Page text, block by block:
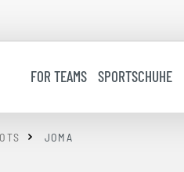
FOR TEAMS SPORTSCHUHE
JOMA